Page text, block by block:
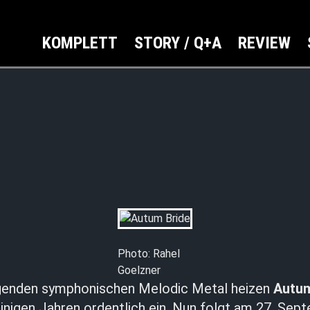
KOMPLETT STORY / Q+A REVIEW
Photo: Rahel
Goelzner
symphonischen Melodic Metal heizen